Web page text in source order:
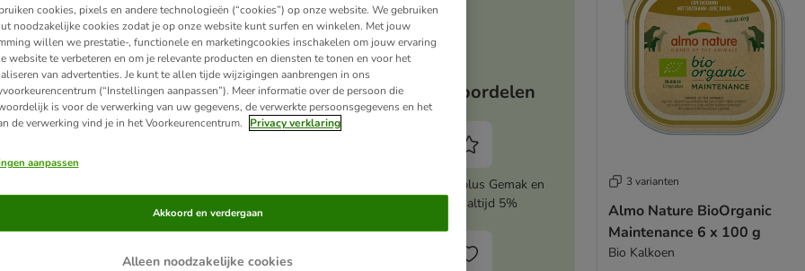
Almo Nature BioOrganic
Maintenance 6 x 100 g
Bio Kip & Bio Groente
Jouw voordelen
Activeer zooplus Gemak en
bespaar altijd 5%
3 varianten
Almo Nature BioOrganic
Maintenance 6 x 100 g
Bio Kalkoen
cookies, pixels en andere technologieën (“cookies”) op onze website. We gebruiken
noodzakelijke cookies zodat je op onze website kunt surfen en winkelen. Met jouw
willen we prestatie-, functionele en marketingcookies inschakelen om jouw ervaring
website te verbeteren en om je relevante producten en diensten te tonen en voor het
van advertenties. Je kunt te allen tijde wijzigingen aanbrengen in ons
(“Instellingen aanpassen”). Meer informatie over de persoon die
is voor de verwerking van uw gegevens, de verwerkte persoonsgegevens en het
de verwerking vind je in het Voorkeurencentrum.
Privacy verklaring
aanpassen
Alleen noodzakelijke cookies
Akkoord en verdergaan